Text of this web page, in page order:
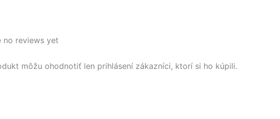
no reviews yet
môžu ohodnotiť len prihlásení zákazníci, ktorí si ho kúpili.